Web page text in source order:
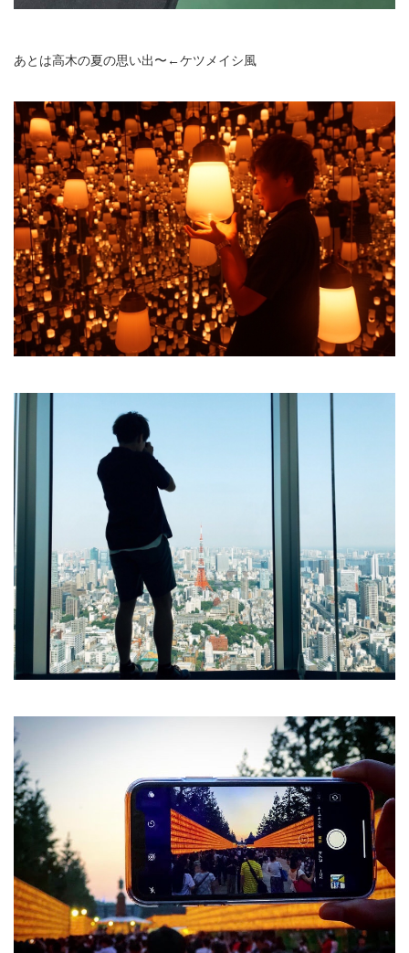
あとは高木の夏の思い出〜←ケツメイシ風